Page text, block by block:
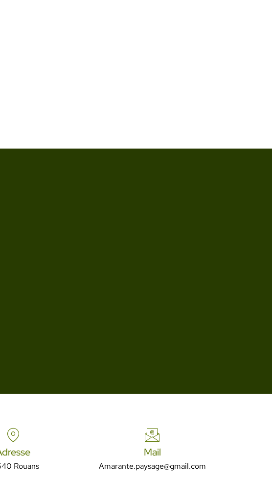
Rouans
Mail
Amarante.paysage@gmail.com